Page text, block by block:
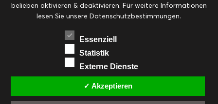
Eingemachtes Ohne Kategorie Ostern Resteküche
RezepteSaisonalSliderStartseite
Suppen, Salate & Vorspeisen
Vorspeisen, Salate & Suppen
Weihnachten Workshops & Events
belieben aktivieren & deaktivieren. Für weitere Informationen
lesen Sie unsere Datenschutzbestimmungen.
Essenziell
Statistik
Externe Dienste
✓ Akzeptieren